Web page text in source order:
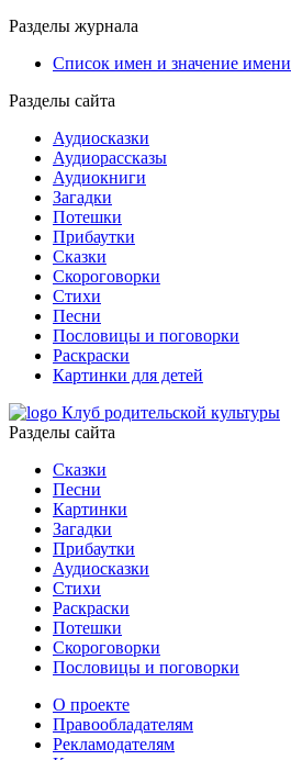
Разделы журнала
Список имен и значение имени
Разделы сайта
Аудиосказки
Аудиорассказы
Аудиокниги
Загадки
Потешки
Прибаутки
Сказки
Скороговорки
Стихи
Песни
Пословицы и поговорки
Раскраски
Картинки для детей
Клуб родительской культуры
Разделы сайта
Сказки
Песни
Картинки
Загадки
Прибаутки
Аудиосказки
Стихи
Раскраски
Потешки
Скороговорки
Пословицы и поговорки
О проекте
Правообладателям
Рекламодателям